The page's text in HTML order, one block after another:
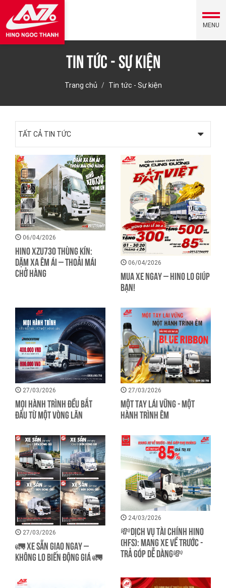
MENU
Tin tức - Sự kiện
Trang chủ Tin tức - Sự kiện
TẤT CẢ TIN TỨC
06/04/2026
HINO XZU730 THÙNG KÍN:
DẶM XA ÊM ÁI – THOẢI MÁI
CHỞ HÀNG
06/04/2026
MUA XE NGAY – HINO LO GIÚP
BẠN!
27/03/2026
MỌI HÀNH TRÌNH ĐỀU BẮT
ĐẦU TỪ MỘT VÒNG LĂN
27/03/2026
MỘT TAY LÁI VỮNG - MỘT
HÀNH TRÌNH ÊM
27/03/2026
🚛 XE SẴN GIAO NGAY –
KHÔNG LO BIẾN ĐỘNG GIÁ 🚛
24/03/2026
💸DỊCH VỤ TÀI CHÍNH HINO
(HFS): MANG XE VỀ TRƯỚC -
TRẢ GÓP DỄ DÀNG💸